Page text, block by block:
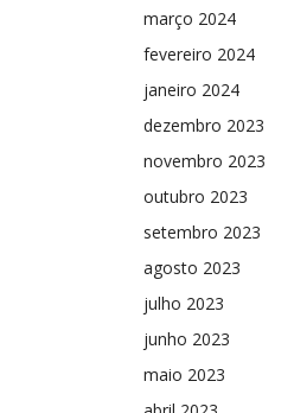
março 2024
fevereiro 2024
janeiro 2024
dezembro 2023
novembro 2023
outubro 2023
setembro 2023
agosto 2023
julho 2023
junho 2023
maio 2023